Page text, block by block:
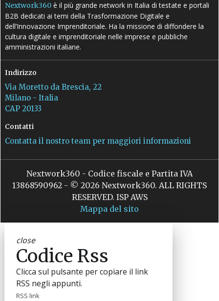
Nextwork360 è il più grande network in Italia di testate e portali
B2B dedicati ai temi della Trasformazione Digitale e
dell’Innovazione Imprenditoriale. Ha la missione di diffondere la
cultura digitale e imprenditoriale nelle imprese e pubbliche
amministrazioni italiane.
Indirizzo
Via Moretto da Brescia, 22
Milano - Italia
CAP 20133
Contatti
Contatta il nostro team per maggiori informazioni
Nextwork360 - Codice fiscale e Partita IVA
13868590962 - © 2026 Nextwork360. ALL RIGHTS
RESERVED. ISP AWS
Mappa del sito
close
Codice Rss
Clicca sul pulsante per copiare il link
RSS negli appunti.
RSS link